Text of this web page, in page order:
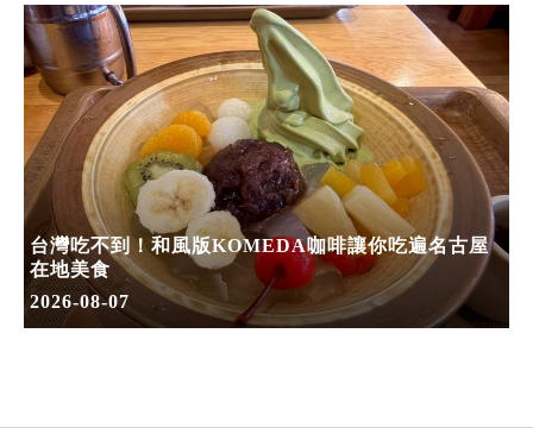
台灣吃不到！和風版KOMEDA咖啡讓你吃遍名古屋
在地美食
2026-08-07